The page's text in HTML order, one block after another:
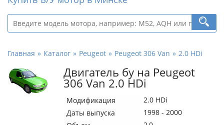
Главная Каталог Peugeot Peugeot 306 Van 2.0 HDi
Двигатель бу на Peugeot
306 Van 2.0 HDi
Модификация
2.0 HDi
Даты выпуска
1998 - 2000